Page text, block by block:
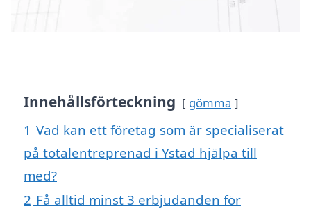
Innehållsförteckning gömma
1 Vad kan ett företag som är specialiserat
på totalentreprenad i Ystad hjälpa till
med?
2 Få alltid minst 3 erbjudanden för